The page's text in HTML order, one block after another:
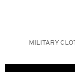
MILITARY